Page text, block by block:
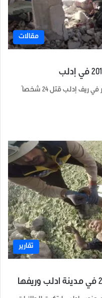
مقالات
مقتل 24 مدنياً وإصابة 22 آخرين بثلاث مجازر في ريف إدلب قتل 24 شخصاً
تقارير